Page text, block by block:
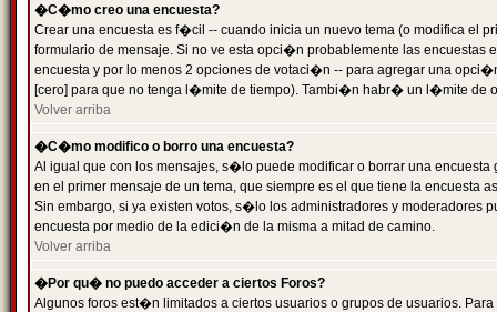
�C�mo creo una encuesta?
Crear una encuesta es f�cil -- cuando inicia un nuevo tema (o modifica el
formulario de mensaje. Si no ve esta opci�n probablemente las
encuesta y por lo menos 2 opciones de votaci�n -- para agregar una
[cero] para que no tenga l�mite de tiempo). Tambi�n habr� un l�mite de
Volver arriba
�C�mo modifico o borro una encuesta?
Al igual que con los mensajes, s�lo puede modificar o borrar una
en el primer mensaje de un tema, que siempre es el que tiene la encuesta
Sin embargo, si ya existen votos, s�lo los administradores y moderadores
encuesta por medio de la edici�n de la misma a mitad de camino.
Volver arriba
�Por qu� no puedo acceder a ciertos Foros?
Algunos foros est�n limitados a ciertos usuarios o grupos de usuarios.